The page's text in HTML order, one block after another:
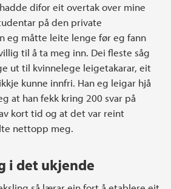
difor eit overtak over mine
på den private
eg måtte leite lenge før eg fann
til å ta meg inn. Dei fleste såg
ut til kvinnelege leigetakarar, eit
kunne innfri. Han eg leigar hjå
at han fekk kring 200 svar på
kort tid og at det var reint
nettopp meg.
i det ukjende